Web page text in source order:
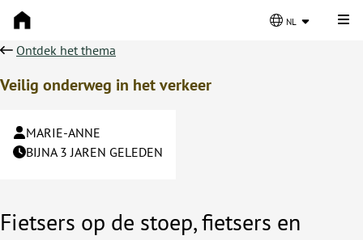
nl
Ontdek het thema
Veilig onderweg in het verkeer
MARIE-ANNE
BIJNA 3 JAREN GELEDEN
Fietsers op de stoep, fietsers en